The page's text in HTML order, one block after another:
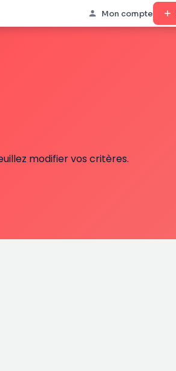
Mon compte
modifier vos critères.